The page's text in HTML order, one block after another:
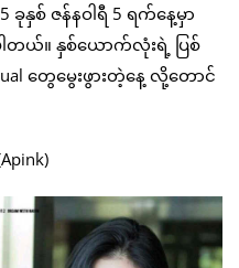
ခုနှစ် ဇန်နဝါရီ 5 ရက်နေ့မှာ
တယ်။ နှစ်ယောက်လုံးရဲ့ ပြစ်
တွေမွေးဖွားတဲ့နေ့ လို့တောင်